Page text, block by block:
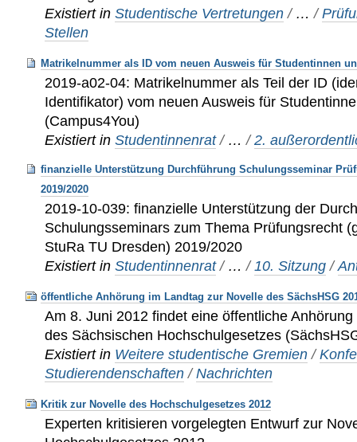
Existiert in Studentische Vertretungen / …/
Stellen
Matrikelnummer als ID vom neuen Ausweis für Studentinnen
2019-a02-04: Matrikelnummer als Teil der ID
Identifikator) vom neuen Ausweis für
(Campus4You)
Existiert in Studentinnenrat / …/2.
finanzielle Unterstützung Durchführung Schulungsseminar
2019/2020
2019-10-039: finanzielle Unterstützung der
Schulungsseminars zum Thema Prüfungsrecht
StuRa TU Dresden) 2019/2020
Existiert in Studentinnenrat / …/10. Sitzung /
öffentliche Anhörung im Landtag zur Novelle des SächsHSG
Am 8. Juni 2012 findet eine öffentliche
des Sächsischen Hochschulgesetzes
Existiert in Weitere studentische Gremien /
Studierendenschaften /Nachrichten
Kritik zur Novelle des Hochschulgesetzes 2012
Experten kritisieren vorgelegten Entwurf zur